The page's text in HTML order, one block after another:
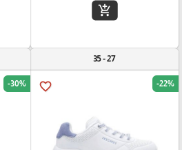
add_shopping_cart
27 - 35
favorite_border -22%
-30%